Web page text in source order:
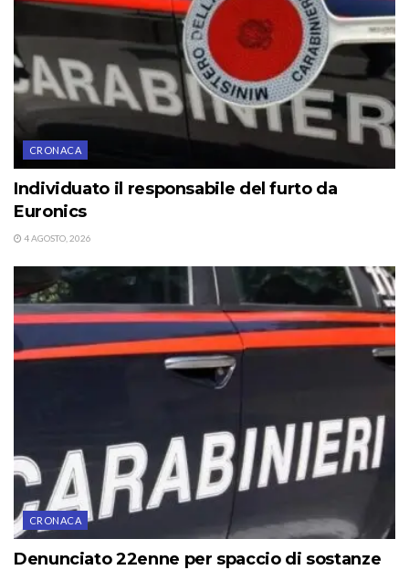
CRONACA
Individuato il responsabile del furto da
Euronics
4 AGOSTO, 2026
CRONACA
Denunciato 22enne per spaccio di sostanze